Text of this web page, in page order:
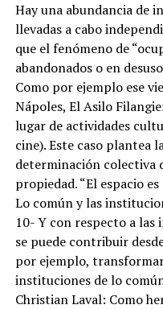
Hay una abundancia de
llevadas a cabo
que el fenómeno de
abandonados o en
Como por ejemplo ese
Nápoles, El Asilo
lugar de actividades
cine). Este caso plantea
determinación colectiva
propiedad. “El espacio
Lo común y las
10- Y con respecto a
se puede contribuir
por ejemplo,
instituciones de lo
Christian Laval: Como